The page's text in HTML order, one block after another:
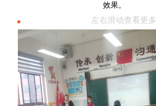
效果。
左右滑动查看更多